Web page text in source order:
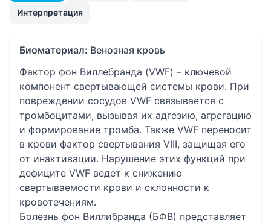
Интерпретация
Биоматериал: Венозная кровь
Фактор фон Виллебранда (VWF) – ключевой
компонент свертывающей системы крови. При
повреждении сосудов VWF связывается с
тромбоцитами, вызывая их адгезию, агрегацию
и формирование тромба. Также VWF переносит
в крови фактор свертывания VIII, защищая его
от инактивации. Нарушение этих функций при
дефиците VWF ведет к снижению
свертываемости крови и склонности к
кровотечениям.
Болезнь фон Виллибранда (БФВ) представляет